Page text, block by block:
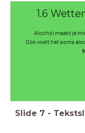
1.6
Alcohol maakt je
Ook voelt het soms
Slide 7 -